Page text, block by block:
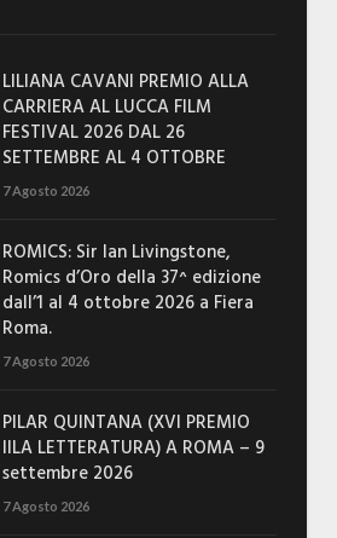
LILIANA CAVANI PREMIO ALLA
CARRIERA AL LUCCA FILM
FESTIVAL 2026 DAL 26
SETTEMBRE AL 4 OTTOBRE
7 Agosto 2026
ROMICS: Sir Ian Livingstone,
Romics d’Oro della 37^ edizione
dall’1 al 4 ottobre 2026 a Fiera
Roma.
7 Agosto 2026
PILAR QUINTANA (XVI PREMIO
IILA LETTERATURA) A ROMA – 9
settembre 2026
7 Agosto 2026